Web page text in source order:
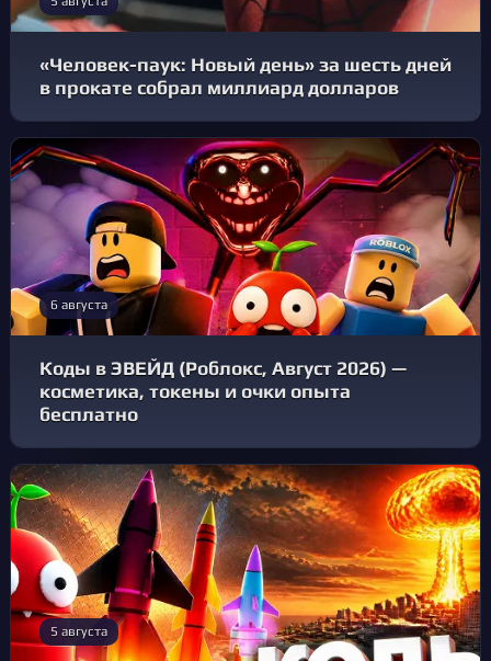
«Человек-паук: Новый день» за шесть дней
в прокате собрал миллиард долларов
6 августа
Коды в ЭВЕЙД (Роблокс, Август 2026) —
косметика, токены и очки опыта
бесплатно
5 августа